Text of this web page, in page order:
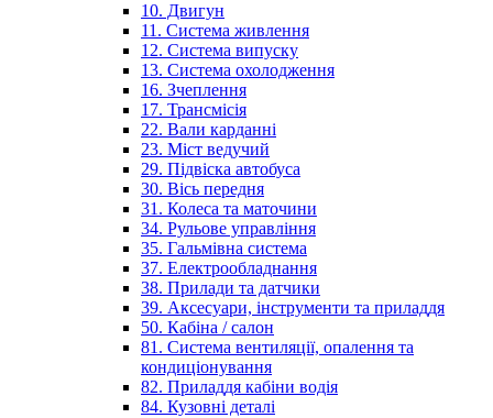
10. Двигун
11. Система живлення
12. Система випуску
13. Система охолодження
16. Зчеплення
17. Трансмісія
22. Вали карданні
23. Міст ведучий
29. Підвіска автобуса
30. Вісь передня
31. Колеса та маточини
34. Рульове управління
35. Гальмівна система
37. Електрообладнання
38. Прилади та датчики
39. Аксесуари, інструменти та приладдя
50. Кабіна / салон
81. Система вентиляції, опалення та
кондиціонування
82. Приладдя кабіни водія
84. Кузовні деталі